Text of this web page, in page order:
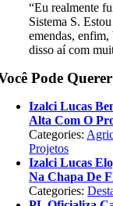
“Eu realmente
Sistema S.
emendas, enfim,
disso aí com
Pode
Izalci Lucas
Alta Com O
Categories:
Projetos
Izalci Lucas
Na Chapa De
Categories: